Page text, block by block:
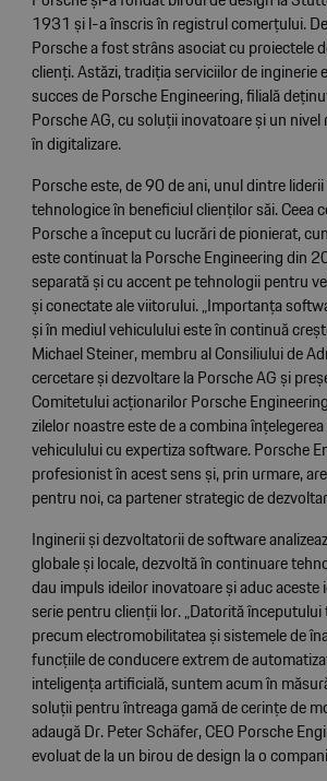
1931 și l-a înscris în registrul comerțului.
Porsche a fost strâns asociat cu proiectele
clienți. Astăzi, tradiția serviciilor de inginerie
succes de Porsche Engineering, filială
Porsche AG, cu soluții inovatoare și un
în digitalizare.
Porsche este, de 90 de ani, unul dintre
tehnologice în beneficiul clienților săi. Ceea
Porsche a început cu lucrări de pionierat,
este continuat la Porsche Engineering din
separată și cu accent pe tehnologii pentru
și conectate ale viitorului. „Importanța
și în mediul vehiculului este în continuă
Michael Steiner, membru al Consiliului de
cercetare și dezvoltare la Porsche AG și
Comitetului acționarilor Porsche
zilelor noastre este de a combina
vehiculului cu expertiza software. Porsche
profesionist în acest sens și, prin urmare,
pentru noi, ca partener strategic de
Inginerii și dezvoltatorii de software
globale și locale, dezvoltă în continuare
dau impuls ideilor inovatoare și aduc aceste
serie pentru clienții lor. „Datorită
precum electromobilitatea și sistemele de
funcțiile de conducere extrem de
inteligența artificială, suntem acum în
soluții pentru întreaga gamă de cerințe de
adaugă Dr. Peter Schäfer, CEO Porsche
evoluat de la un birou de design la o